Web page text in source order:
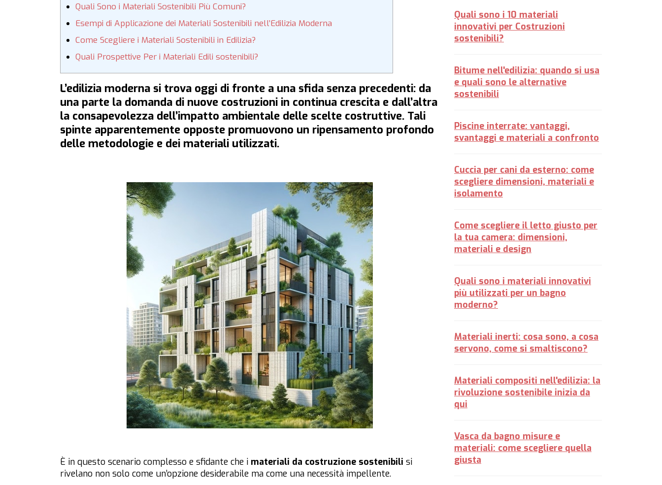
Quali Sono i Materiali Sostenibili Più Comuni?
Esempi di Applicazione dei Materiali Sostenibili nell’Edilizia Moderna
Come Scegliere i Materiali Sostenibili in Edilizia?
Quali Prospettive Per i Materiali Edili sostenibili?
L’edilizia moderna si trova oggi di fronte a una sfida senza precedenti: da
una parte la domanda di nuove costruzioni in continua crescita e dall’altra
la consapevolezza dell’impatto ambientale delle scelte costruttive. Tali
spinte apparentemente opposte promuovono un ripensamento profondo
delle metodologie e dei materiali utilizzati.
È in questo scenario complesso e sfidante che i materiali da costruzione sostenibili si
rivelano non solo come un’opzione desiderabile ma come una necessità impellente.
Quali sono i 10 materiali
innovativi per Costruzioni
sostenibili?
Bitume nell'edilizia: quando si usa
e quali sono le alternative
sostenibili
Piscine interrate: vantaggi,
svantaggi e materiali a confronto
Cuccia per cani da esterno: come
scegliere dimensioni, materiali e
isolamento
Come scegliere il letto giusto per
la tua camera: dimensioni,
materiali e design
Quali sono i materiali innovativi
più utilizzati per un bagno
moderno?
Materiali inerti: cosa sono, a cosa
servono, come si smaltiscono?
Materiali compositi nell'edilizia: la
rivoluzione sostenibile inizia da
qui
Vasca da bagno misure e
materiali: come scegliere quella
giusta